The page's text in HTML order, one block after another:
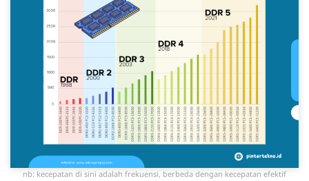
nb: kecepatan di sini adalah frekuensi, berbeda dengan kecepatan efektif